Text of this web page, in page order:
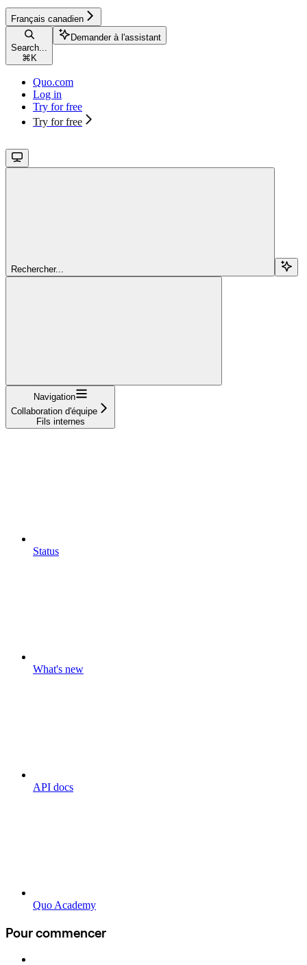
Français canadien
Search...
⌘ K
Demander à l'assistant
Quo.com
Log in
Try for free
Try for free
Rechercher...
Navigation
Collaboration d'équipe
Fils internes
Status
What's new
API docs
Quo Academy
Pour commencer